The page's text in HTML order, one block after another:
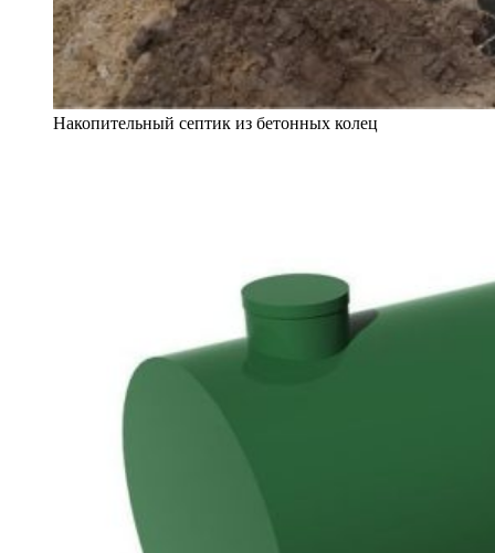
Накопительный септик из бетонных колец